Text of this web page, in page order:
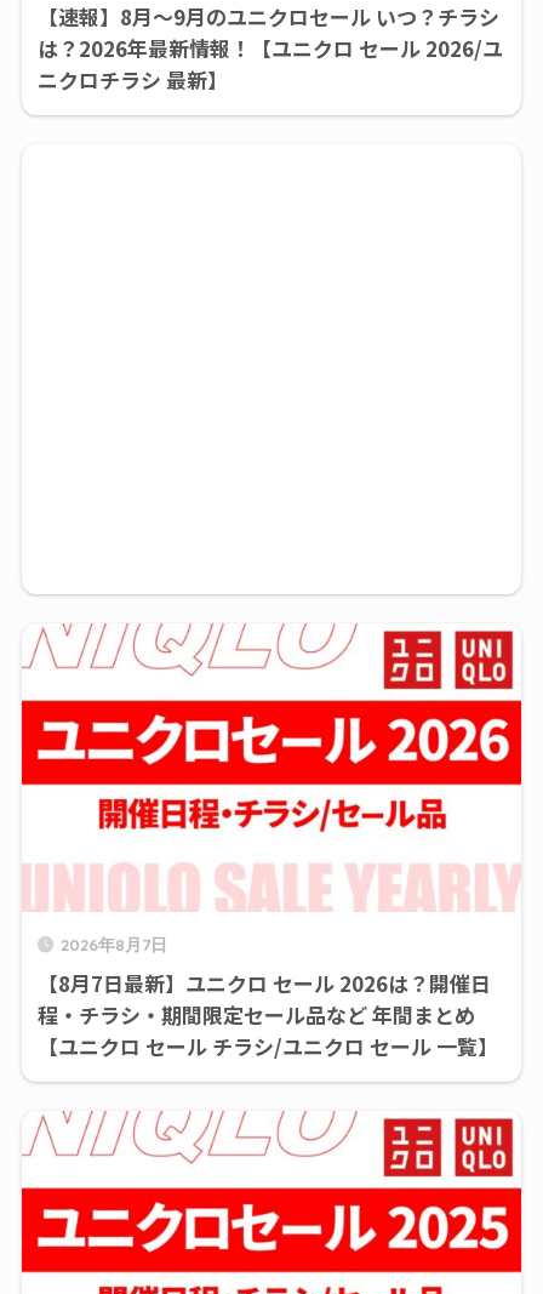
【速報】8月～9月のユニクロセール いつ？チラシ
は？2026年最新情報！【ユニクロ セール 2026/ユ
ニクロチラシ 最新】
2026年8月7日
【8月7日最新】ユニクロ セール 2026は？開催日
程・チラシ・期間限定セール品など 年間まとめ
【ユニクロ セール チラシ/ユニクロ セール 一覧】